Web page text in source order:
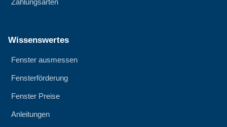
Zahlungsarten
Wissenswertes
Fenster ausmessen
Fensterförderung
Fenster Preise
Anleitungen